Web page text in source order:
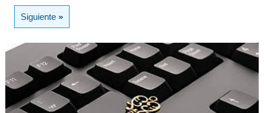
Siguiente»